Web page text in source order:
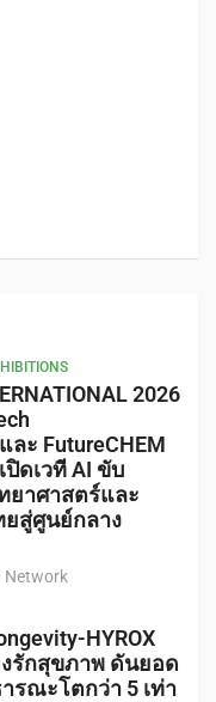
2026
ละ FutureCHEM
ปิดเวที AI ขับ
ยาศาสตร์และ
สู่ศูนย์กลาง
Network
HYROX
รักสุขภาพ ดันยอด
รณะโตกว่า 5 เท่า